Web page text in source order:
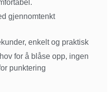
gjennomtenkt
enkelt og praktisk
for å blåse opp, ingen
punktering